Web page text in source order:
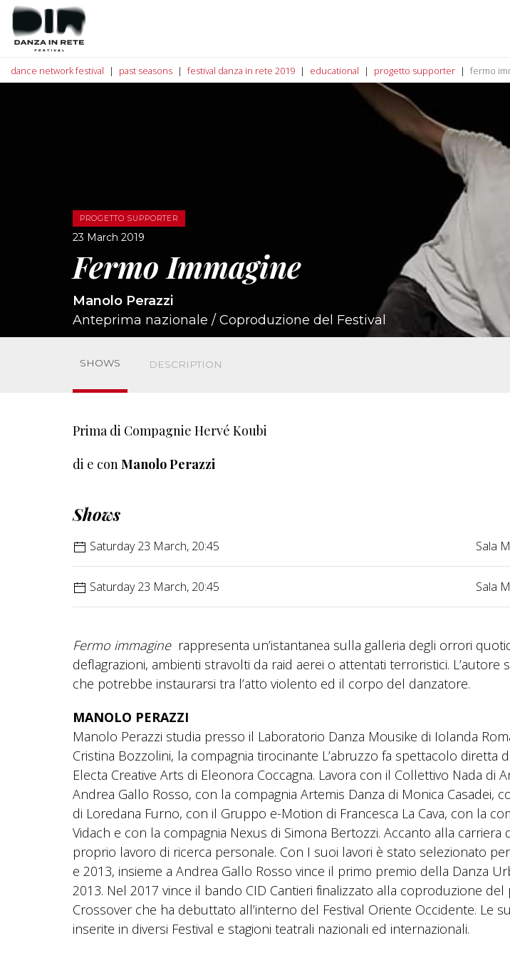
dance network festival past seasons festival danza in rete 2019 educational progetto supporter fermo
PROGETTO SUPPORTER
23 March 2019
Fermo Immagine
Manolo Perazzi
Anteprima nazionale / Coproduzione del Festival
SHOWS DESCRIPTION
Prima di Compagnie Hervé Koubi
di e conManolo Perazzi
Shows
Saturday 23 March, 20:45 Sala
Saturday 23 March, 20:45 Sala
Fermo immagine rappresenta un’istantanea sulla galleria degli orrori
deflagrazioni, ambienti stravolti da raid aerei o attentati terroristici. L’autore
che potrebbe instaurarsi tra l’atto violento ed il corpo del danzatore.
MANOLO PERAZZI
Manolo Perazzi studia presso il Laboratorio Danza Mousike di Iolanda
Cristina Bozzolini, la compagnia tirocinante L’abruzzo fa spettacolo diretta
Electa Creative Arts di Eleonora Coccagna. Lavora con il Collettivo Nada di
Andrea Gallo Rosso, con la compagnia Artemis Danza di Monica Casadei,
di Loredana Furno, con il Gruppo e-Motion di Francesca La Cava, con la
Vidach e con la compagnia Nexus di Simona Bertozzi. Accanto alla carriera
proprio lavoro di ricerca personale. Con I suoi lavori è stato selezionato
e 2013, insieme a Andrea Gallo Rosso vince il primo premio della Danza
2013. Nel 2017 vince il bando CID Cantieri finalizzato alla coproduzione
Crossover che ha debuttato all’interno del Festival Oriente Occidente. Le
inserite in diversi Festival e stagioni teatrali nazionali ed internazionali.